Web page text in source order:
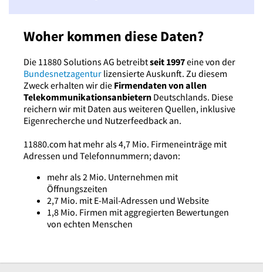
Woher kommen diese Daten?
Die 11880 Solutions AG betreibtseit 1997eine von der
Bundesnetzagentur lizensierte Auskunft. Zu diesem
Zweck erhalten wir die Firmendaten von allen
Telekommunikationsanbietern Deutschlands. Diese
reichern wir mit Daten aus weiteren Quellen, inklusive
Eigenrecherche und Nutzerfeedback an.
11880.com hat mehr als 4,7 Mio. Firmeneinträge mit
Adressen und Telefonnummern; davon:
mehr als 2 Mio. Unternehmen mit
Öffnungszeiten
2,7 Mio. mit E-Mail-Adressen und Website
1,8 Mio. Firmen mit aggregierten Bewertungen
von echten Menschen